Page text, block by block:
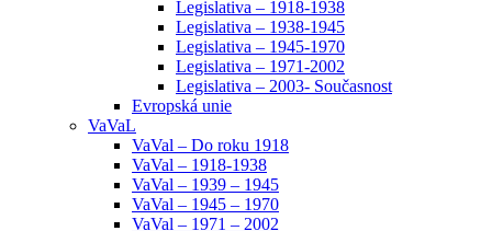
Legislativa – 1918-1938
Legislativa – 1938-1945
Legislativa – 1945-1970
Legislativa – 1971-2002
Legislativa – 2003- Současnost
Evropská unie
VaVaL
VaVal – Do roku 1918
VaVal – 1918-1938
VaVal – 1939 – 1945
VaVal – 1945 – 1970
VaVal – 1971 – 2002